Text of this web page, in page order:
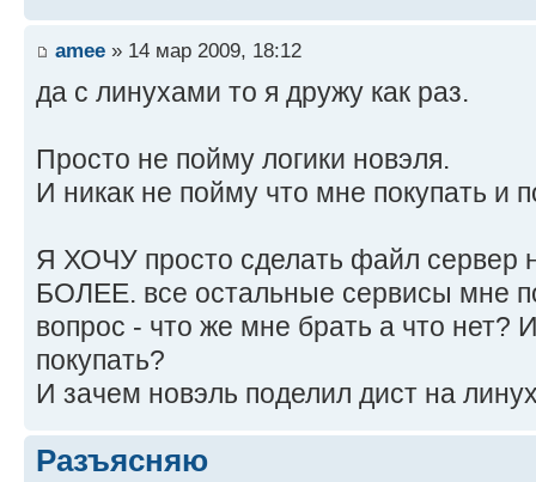
amee » 14 мар 2009, 18:12
да с линухами то я дружу как раз.
Просто не пойму логики новэля.
И никак не пойму что мне покупать и
Я ХОЧУ просто сделать файл сервер
БОЛЕЕ. все остальные сервисы мне
вопрос - что же мне брать а что нет?
покупать?
И зачем новэль поделил дист на
Разъясняю